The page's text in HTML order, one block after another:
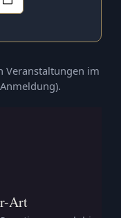
Veranstaltungen im
Art